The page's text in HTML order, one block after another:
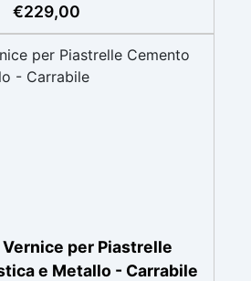
uniforme e personalizzabile.
anche verticali. Riempie
del pavimento.
una sola passata. 🔹 Senza
successivo
€229,00
Vernice per Piastrelle
e Metallo - Carrabile